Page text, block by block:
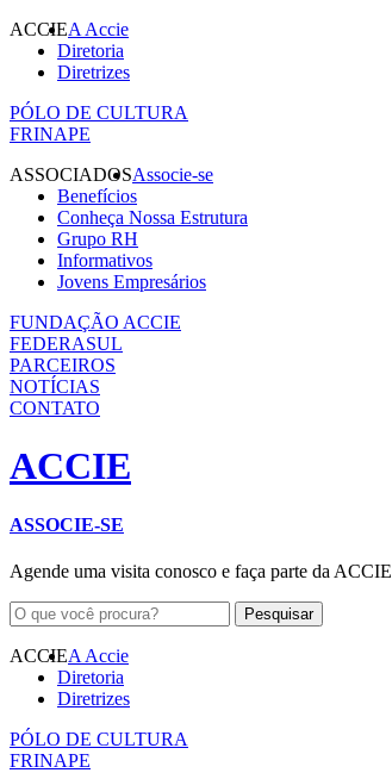
ACCIEA Accie
Diretoria
Diretrizes
PÓLO DE CULTURA
FRINAPE
ASSOCIADOSAssocie-se
Benefícios
Conheça Nossa Estrutura
Grupo RH
Informativos
Jovens Empresários
FUNDAÇÃO ACCIE
FEDERASUL
PARCEIROS
NOTÍCIAS
CONTATO
ACCIE
ASSOCIE-SE
Agende uma visita conosco e faça parte da ACCIE
ACCIEA Accie
Diretoria
Diretrizes
PÓLO DE CULTURA
FRINAPE